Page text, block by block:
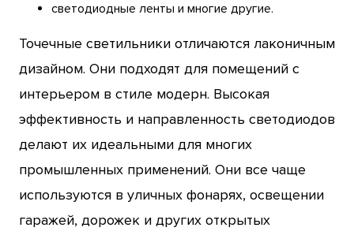
светодиодные ленты и многие другие.
Точечные светильники отличаются лаконичным
дизайном. Они подходят для помещений с
интерьером в стиле модерн. Высокая
эффективность и направленность светодиодов
делают их идеальными для многих
промышленных применений. Они все чаще
используются в уличных фонарях, освещении
гаражей, дорожек и других открытых